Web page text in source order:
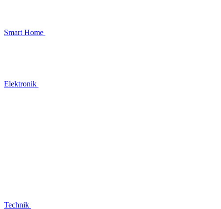
Smart Home
Elektronik
Technik